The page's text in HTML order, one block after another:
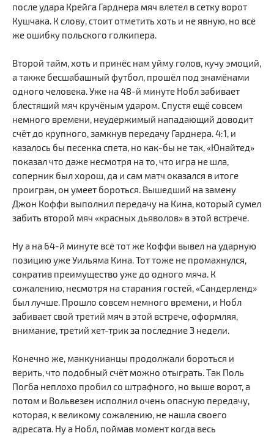
после удара Крейга Гарднера мяч влетел в сетку ворот
Кушчака. К слову, стоит отметить хоть и не явную, но всё
же ошибку польского голкипера.
Второй тайм, хоть и принёс нам уйму голов, кучу эмоций,
а также бесшабашный футбол, прошёл под знамёнами
одного человека. Уже на 48-й минуте Нобл забивает
блестящий мяч кручёным ударом. Спустя ещё совсем
немного времени, неудержимый нападающий доводит
счёт до крупного, замкнув передачу Гарднера. 4:1, и
казалось бы песенка спета, но как-бы не так, «Юнайтед»
показал что даже несмотря на то, что игра не шла,
соперник был хорош, да и сам матч оказался в итоге
проигран, он умеет бороться. Вышедший на замену
Джон Коффи выполнил передачу на Кина, который сумел
забить второй мяч «красных дьяволов» в этой встрече.
Ну а на 64-й минуте всё тот же Коффи вывел на ударную
позицию уже Уильяма Кина. Тот тоже не промахнулся,
сократив преимущество уже до одного мяча. К
сожалению, несмотря на старания гостей, «Сандерленд»
был лучше. Прошло совсем немного времени, и Нобл
забивает свой третий мяч в этой встрече, оформляя,
внимание, третий хет-трик за последние 3 недели.
Конечно же, манкунианцы продолжали бороться и
верить, что подобный счёт можно отыграть. Так Поль
Погба неплохо пробил со штрафного, но выше ворот, а
потом и Вольвезен исполнил очень опасную передачу,
которая, к великому сожалению, не нашла своего
адресата. Ну а Нобл, поймав момент когда весь